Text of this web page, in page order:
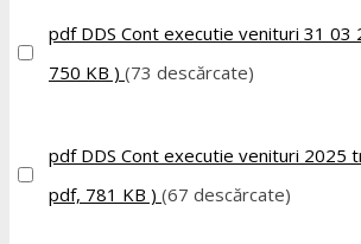
pdf DDS Cont executie venituri 31 03
750 KB ) (73 descărcate)
pdf DDS Cont executie venituri 2025
pdf, 781 KB ) (67 descărcate)